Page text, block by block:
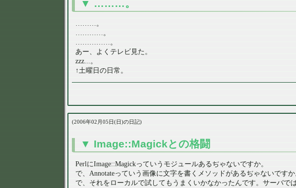
………。
………。
…………。
……………。
あー、よくテレビ見た。
zzz...。
↑土曜日の日常。
2006年02月05日(日)の日記
Image::Magickとの格闘
PerlにImage::Magickっていうモジュールあるぢゃないですか。
で、Annotateっていう画像に文字を書くメソッドがあるぢゃないですか
で、それをローカルで試してもうまくいかなかったんです。サーバで